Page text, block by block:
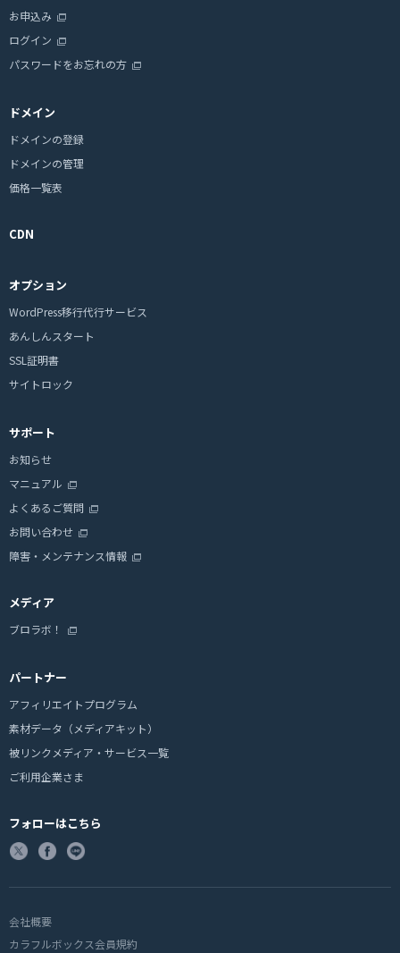
お申込み
ログイン
パスワードをお忘れの方
ドメイン
ドメインの登録
ドメインの管理
価格一覧表
CDN
オプション
WordPress移行代行サービス
あんしんスタート
SSL証明書
サイトロック
サポート
お知らせ
マニュアル
よくあるご質問
お問い合わせ
障害・メンテナンス情報
メディア
ブロラボ！
パートナー
アフィリエイトプログラム
素材データ（メディアキット）
被リンクメディア・サービス一覧
ご利用企業さま
フォローはこちら
会社概要
カラフルボックス会員規約